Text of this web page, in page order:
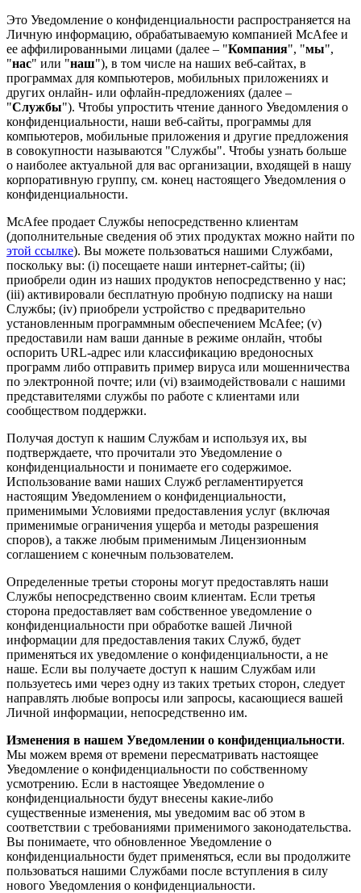
Это Уведомление о конфиденциальности распространяется на
Личную информацию, обрабатываемую компанией McAfee и
ее аффилированными лицами (далее – "Компания", "мы",
"нас" или "наш"), в том числе на наших веб-сайтах, в
программах для компьютеров, мобильных приложениях и
других онлайн- или офлайн-предложениях (далее –
"Службы"). Чтобы упростить чтение данного Уведомления о
конфиденциальности, наши веб-сайты, программы для
компьютеров, мобильные приложения и другие предложения
в совокупности называются "Службы". Чтобы узнать больше
о наиболее актуальной для вас организации, входящей в нашу
корпоративную группу, см. конец настоящего Уведомления о
конфиденциальности.
McAfee продает Службы непосредственно клиентам
(дополнительные сведения об этих продуктах можно найти по
этой ссылке). Вы можете пользоваться нашими Службами,
поскольку вы: (i) посещаете наши интернет-сайты; (ii)
приобрели один из наших продуктов непосредственно у нас;
(iii) активировали бесплатную пробную подписку на наши
Службы; (iv) приобрели устройство с предварительно
установленным программным обеспечением McAfee; (v)
предоставили нам ваши данные в режиме онлайн, чтобы
оспорить URL-адрес или классификацию вредоносных
программ либо отправить пример вируса или мошенничества
по электронной почте; или (vi) взаимодействовали с нашими
представителями службы по работе с клиентами или
сообществом поддержки.
Получая доступ к нашим Службам и используя их, вы
подтверждаете, что прочитали это Уведомление о
конфиденциальности и понимаете его содержимое.
Использование вами наших Служб регламентируется
настоящим Уведомлением о конфиденциальности,
применимыми Условиями предоставления услуг (включая
применимые ограничения ущерба и методы разрешения
споров), а также любым применимым Лицензионным
соглашением с конечным пользователем.
Определенные третьи стороны могут предоставлять наши
Службы непосредственно своим клиентам. Если третья
сторона предоставляет вам собственное уведомление о
конфиденциальности при обработке вашей Личной
информации для предоставления таких Служб, будет
применяться их уведомление о конфиденциальности, а не
наше. Если вы получаете доступ к нашим Службам или
пользуетесь ими через одну из таких третьих сторон, следует
направлять любые вопросы или запросы, касающиеся вашей
Личной информации, непосредственно им.
Изменения в нашем Уведомлении о конфиденциальности.
Мы можем время от времени пересматривать настоящее
Уведомление о конфиденциальности по собственному
усмотрению. Если в настоящее Уведомление о
конфиденциальности будут внесены какие-либо
существенные изменения, мы уведомим вас об этом в
соответствии с требованиями применимого законодательства.
Вы понимаете, что обновленное Уведомление о
конфиденциальности будет применяться, если вы продолжите
пользоваться нашими Службами после вступления в силу
нового Уведомления о конфиденциальности.